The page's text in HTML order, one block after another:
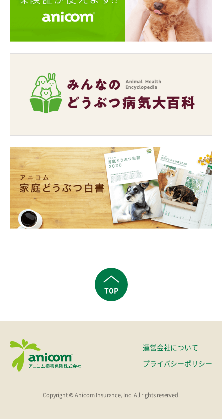
TOP
運営会社について
プライバシーポリシー
Copyright © Anicom Insurance, Inc. All rights reserved.